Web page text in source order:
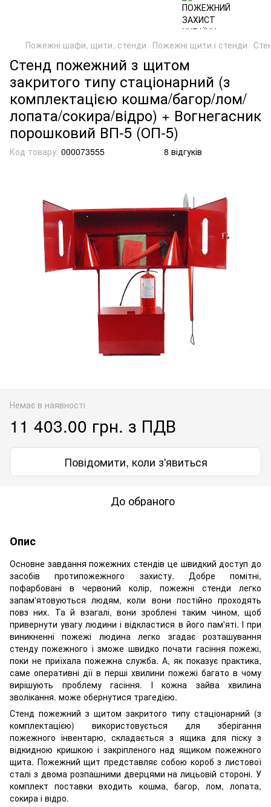
Пожежні шафи, щити, стенди Пожежні щити і стенди
Стенд пожежний з щитом
закритого типу стаціонарний (з
комплектацією кошма/багор/лом/
лопата/сокира/відро) + Вогнегасник
порошковий ВП-5 (ОП-5)
Код товару: 000073555 8 відгуків
Немає в наявності
11 403.00 грн. з ПДВ
Повідомити, коли з'явиться
До обраного
Опис
Основне завдання пожежних стендів це швидкий доступ до
засобів протипожежного захисту. Добре помітні,
пофарбовані в червоний колір, пожежні стенди легко
запам'ятовуються людям, коли вони постійно проходять
повз них. Та й взагалі, вони зроблені таким чином, щоб
привернути увагу людини і відкластися в його пам'яті. І при
виникненні пожежі людина легко згадає розташування
стенду пожежного і зможе швидко почати гасіння пожежі,
поки не приїхала пожежна служба. А, як показує практика,
саме оперативні дії в перші хвилини пожежі багато в чому
вирішують проблему гасіння. І кожна зайва хвилина
зволікання. може обернутися трагедією.
Стенд пожежний з щитом закритого типу стаціонарний (з
комплектацією) використовується для зберігання
пожежного інвентарю, складається з ящика для піску з
відкидною кришкою і закріпленого над ящиком пожежного
щита. Пожежний щит представляє собою короб з листової
сталі з двома розпашними дверцями на лицьовій стороні. У
комплект поставки входить кошма, багор, лом, лопата,
сокира і відро.